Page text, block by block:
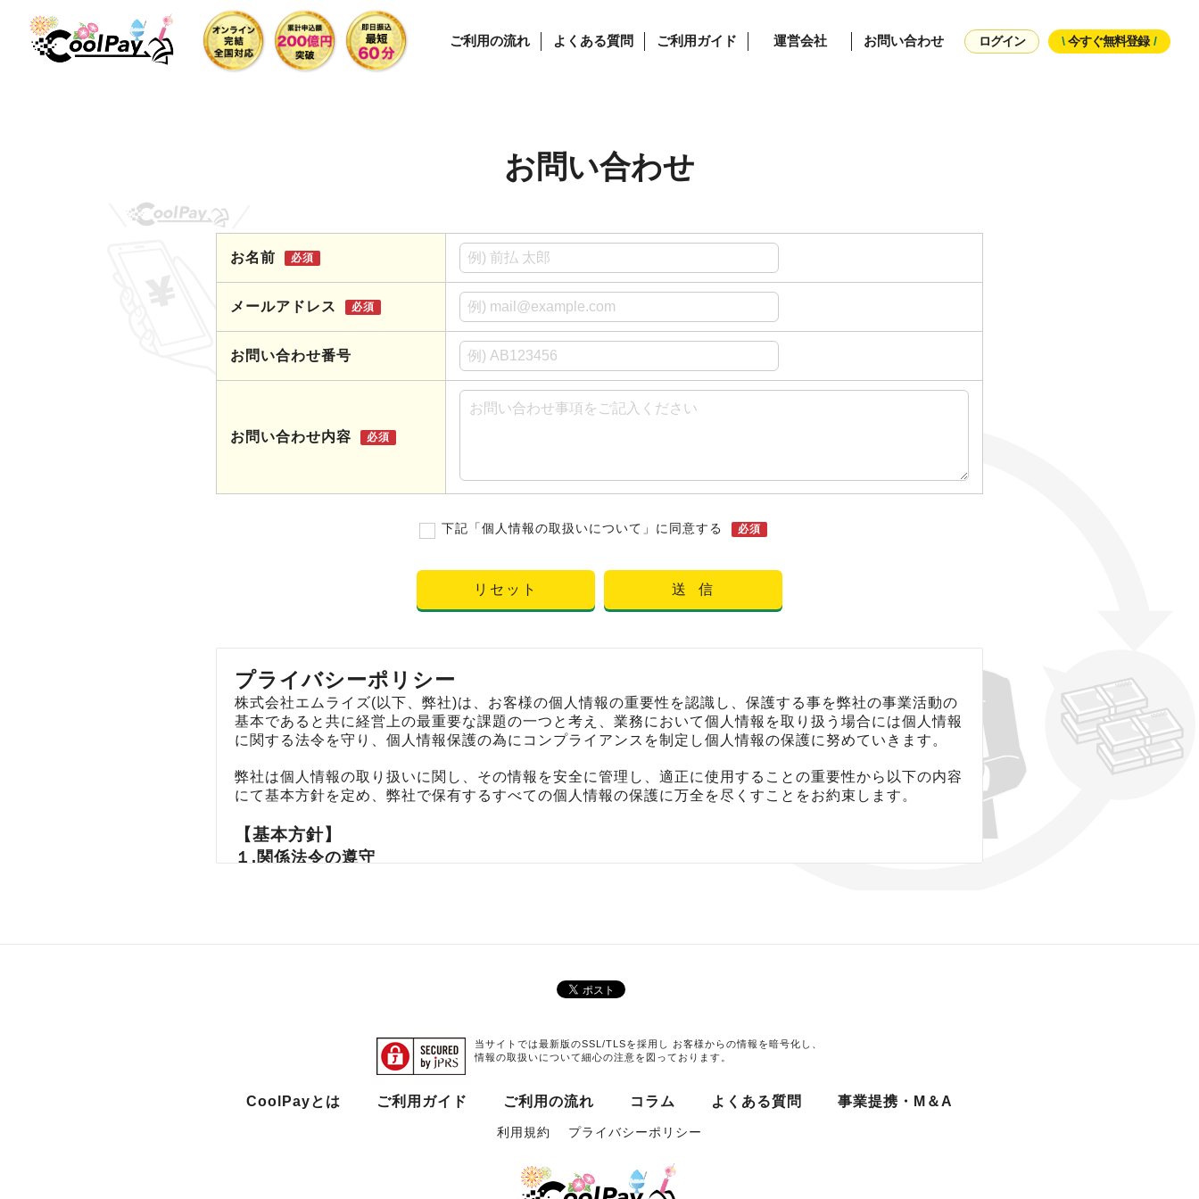
ご利用の流れ よくある質問 ご利用ガイド 運営会社 お問い合わせ ログイン /今すぐ無料登録 /
お問い合わせ
お名前 必須
メールアドレス 必須
お問い合わせ番号
お問い合わせ内容 必須
下記「個人情報の取扱いについて」に同意する 必須
リセット 送 信
プライバシーポリシー
株式会社エムライズ(以下、弊社)は、お客様の個人情報の重要性を認識し、保護する事を弊社の事業活動の
基本であると共に経営上の最重要な課題の一つと考え、業務において個人情報を取り扱う場合には個人情報
に関する法令を守り、個人情報保護の為にコンプライアンスを制定し個人情報の保護に努めていきます。
弊社は個人情報の取り扱いに関し、その情報を安全に管理し、適正に使用することの重要性から以下の内容
にて基本方針を定め、弊社で保有するすべての個人情報の保護に万全を尽くすことをお約束します。
【基本方針】
１.関係法令の遵守
弊社が加盟する個人信用情報機関に登録されている個人情報は、返済能力の調査以外の目的では利用いたし
弊社は保有する個人情報において、不正アクセス・紛失・破壊・改竄（かいざん）・漏洩等の防止に努め、
弊社は法令に定める場合を除き、お客様の個人情報を予めご本人様の同意を得ずに第三者に提供いたしませ
当サイトでは最新版のSSL/TLSを採用し お客様からの情報を暗号化し、
情報の取扱いについて細心の注意を図っております。
CoolPayとは ご利用ガイド ご利用の流れ コラム よくある質問 事業提携・M＆A
利用規約 プライバシーポリシー